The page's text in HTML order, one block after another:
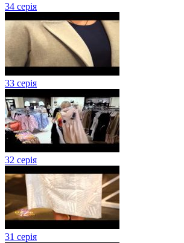
34 серія
33 серія
32 серія
31 серія